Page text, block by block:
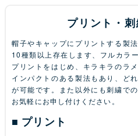
プリント・
帽子やキャップにプリントする製
10種類以上存在します、フルカラ
プリントをはじめ、キラキラのラ
インパクトのある製法もあり、ど
が可能です。また以外にも刺繍で
お気軽にお申し付けください。
プリント